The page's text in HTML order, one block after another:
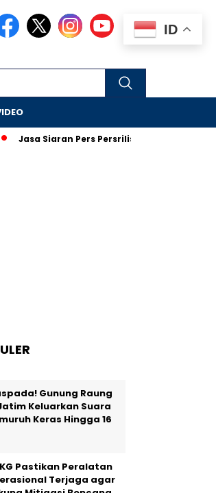
Siaran Pers Persriliscom Melayani
Gunung Raung
Keluarkan Suara
Keras Hingga 16
Pastikan Peralatan
Terjaga agar
ID